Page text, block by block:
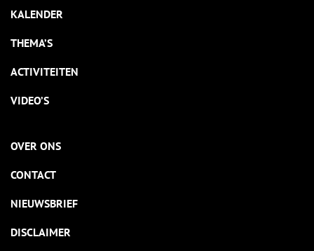
KALENDER
THEMA’S
ACTIVITEITEN
VIDEO’S
OVER ONS
CONTACT
NIEUWSBRIEF
DISCLAIMER